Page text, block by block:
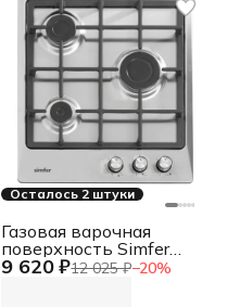
Осталось 2 штуки
9 620 ₽12 025 ₽−20%
Газовая варочная
поверхность Simfer
H45V30M416